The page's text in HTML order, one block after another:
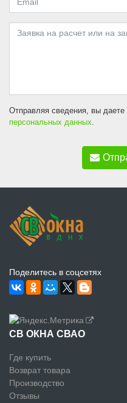
Отправляя сведения, вы даете
персональных данных
Поделитесь в соцсетях
СВ ОКНА СВАО
Где купить
Возврат товара
Производство
Отзывы